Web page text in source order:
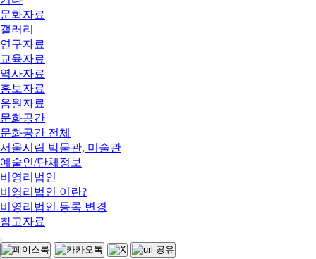
문화자료
갤러리
연구자료
교육자료
역사자료
홍보자료
음원자료
문화공간
문화공간 전체
서울시립 박물관, 미술관
예술인/단체정보
비영리법인
비영리법인 이란?
비영리법인 등록 변경
참고자료